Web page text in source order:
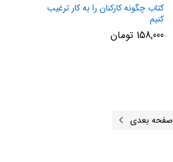
کتاب چگونه کارکنان را به کار ترغیب
کنیم
158,000 تومان
صفحه بعدی